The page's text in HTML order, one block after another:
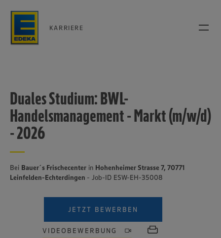
KARRIERE
Duales Studium: BWL-
Handelsmanagement - Markt (m/w/d)
- 2026
Bei Bauer´s Frischecenter in Hohenheimer Strasse 7, 70771
Leinfelden-Echterdingen - Job-ID ESW-EH-35008
JETZT BEWERBEN
VIDEOBEWERBUNG